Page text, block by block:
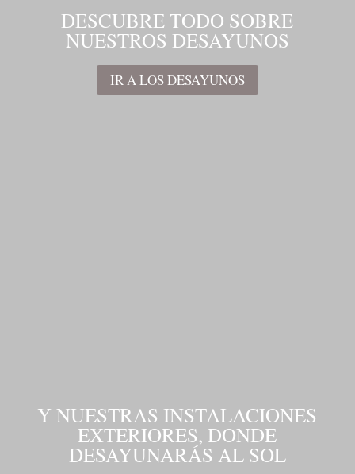
DESCUBRE TODO SOBRE
NUESTROS DESAYUNOS
IR A LOS DESAYUNOS
Y NUESTRAS INSTALACIONES
EXTERIORES, DONDE
DESAYUNARÁS AL SOL